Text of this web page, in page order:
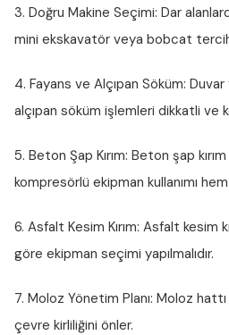
3. Doğru Makine Seçimi: Dar
mini ekskavatör veya bobcat
4. Fayans ve Alçıpan Söküm: Duvar
alçıpan söküm işlemleri dikkatli ve
5. Beton Şap Kırım: Beton şap
kompresörlü ekipman kullanımı
6. Asfalt Kesim Kırım: Asfalt kesim
göre ekipman seçimi yapılmalıdır.
7. Moloz Yönetim Planı: Moloz hattı
çevre kirliliğini önler.